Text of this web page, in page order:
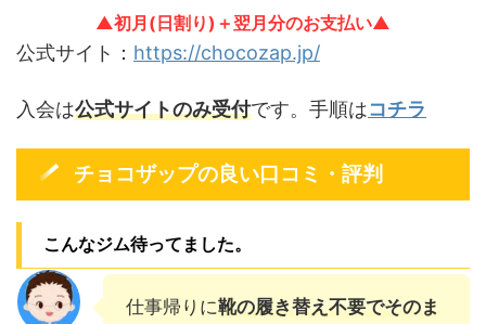
▲初月(日割り)＋翌月分のお支払い▲
公式サイト： https://chocozap.jp/
入会は公式サイトのみ受付です。手順はコチラ
チョコザップの良い口コミ・評判
こんなジム待ってました。
仕事帰りに靴の履き替え不要でそのま